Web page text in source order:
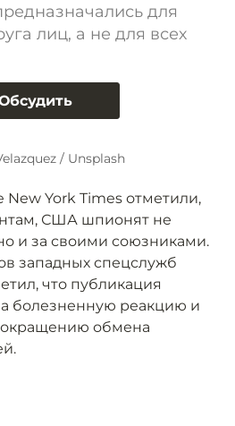
для
лиц, а не для всех
/ Unsplash
New York Times отметили,
США шпионят не
и за своими союзниками.
западных спецслужб
что публикация
болезненную реакцию и
обмена